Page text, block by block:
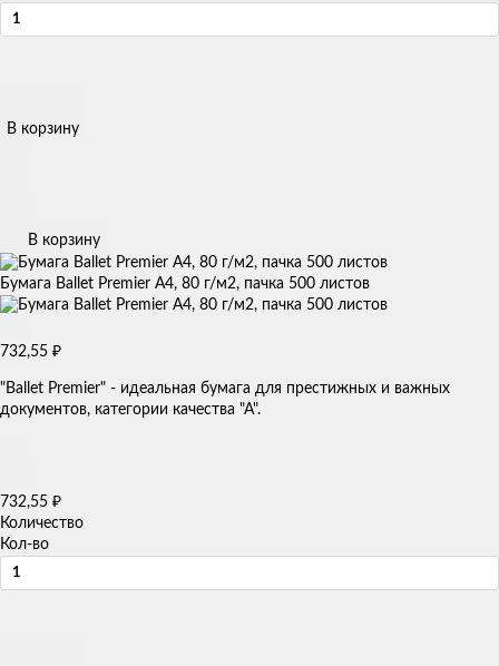
В корзину
В корзину
Бумага Ballet Premier А4, 80 г/м2, пачка 500 листов
732,55 ₽
"Ballet Premier" - идеальная бумага для престижных и важных
документов, категории качества "А".
732,55 ₽
Количество
Кол-во